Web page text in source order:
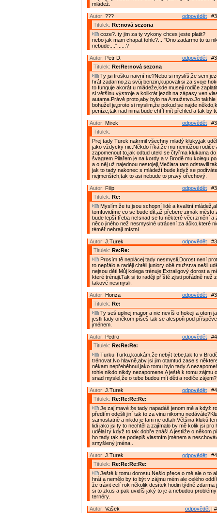
mládež.
odpovědět |
Autor: ???
Titulek: Re:nová sezona
coze?..ty jim za ty vykony chces jeste platit?
nebo jak mam chapat tohle?...:"Ono zadarmo to tu
nebude...."......?
odpovědět |
Autor: Petr D.
Titulek: Re:Re:nová sezona
Ty jsi trošku naivní ne?Nebo si myslíš,že sem
hrát zadarmo,za svůj benzin,kupovali si za svoje
to funguje akorát u mládeže,kde museji rodiče
si většinu výstroje a kolikrát jezdit na zápasy ven
autama.Právě proto,aby bylo na A mužstvo.Jo
bohužel je,proto si myslim,že pokud se najde
peníze,tak nad nima bude chtít mít přehled a tak by
odpovědět |
Autor: Mirek
Titulek:
Prej tady Turek nakrmil všechny mladý kluky,jak
jako vždycky nic.Někdo říká,že mu nemůžou rodiče
zapomenout to,jak odtud utekl se čtyřma klukama
švagrem Pilařem je na kordy a v Brodě mu kolegu
a o něj už najednou nestojeji,Mečiara tam odstavili
jak to tady nakonec s mládeží bude,když se
nejmenších,tak to asi nebude to pravý ořechový.
odpovědět |
Autor: Filip
Titulek: Re:
Myslím že tu jsou schopní lidé a kvalitní
tom!uvidíme co se bude dít,až přebere zimák město
bude lepší,třeba ne!snad se tu některé věci změní a
něco jiného než nesmyslné utrácení za áčko,které
téměř nehrají místní.
odpovědět |
Autor: J.Turek
Titulek: Re:Re:
Prosím tě neplácej tady nesmysli.Dorost není
to nepřálo a raději chtěli juniory obě mužstva nešli
nejsou děti.Můj kolega trénuje Extraligový dorost a
které trénuji.Tak si to raději příště zjisti pořádně než
takové nesmysli.
odpovědět |
Autor: Honza
Titulek: Re:
Ty seš uplnej magor a nic nevíš o hokeji a otom
jestli tady oněkom píšeš tak se alespoň pod
jménem.
odpovědět |
Autor: Pedro
Titulek: Re:Re:Re:
Turku Turku,koukám,že nebýt tebe,tak to v
trénovat.No hlavně,aby jsi jim otamtud zase s
někam nepřeběhnul,jako tomu bylo tady.A
tohle nikdo nikdy nezapomene.A ještě k tomu zájmu
snad myslel,že o tebe budou mít děti a rodiče zájem?
odpovědět |
Autor: J.Turek
Titulek: Re:Re:Re:Re:
Je zajímavé že tady napadáš jenom mě a když
předtím odešli jiní tak to za vinu nikomu
samostatně a nikdo je tam ne odtah.Většina kluků
lidi jako jsi ty to nechtěl a zajímalo by mě kolik jsi pro
udělal ty když to tak dobře znáš! A jestliže o někom
ho tady tak se podepiš vlastním jménem a
smyšlený jména .
odpovědět |
Autor: J.Turek
Titulek: Re:Re:Re:Re:
Ještě k tomu dorostu.Nešlo přece o mě ale o to
hrát a nemělo by to být v zájmu mém ale celého
že trávit celí rok několik desítek hodin týdně zdarma
si to zkus a pak uvidíš jaký to je a nebudou
ternéry.
odpovědět |
Autor: Vašek